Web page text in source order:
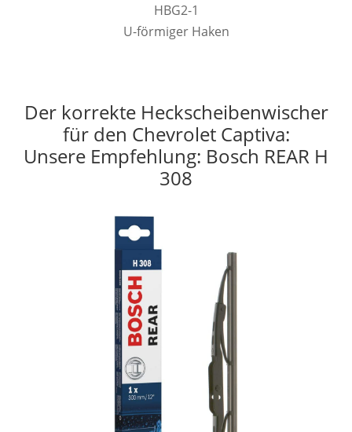
HBG2-1
U-förmiger Haken
Der korrekte Heckscheibenwischer
für den Chevrolet Captiva:
Unsere Empfehlung: Bosch REAR H
308